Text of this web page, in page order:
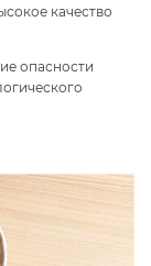
качество
опасности